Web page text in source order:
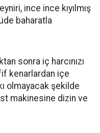
ince ince kıyılmış
baharatla
sonra iç harcınızı
kenarlardan içe
olmayacak şekilde
makinesine dizin ve